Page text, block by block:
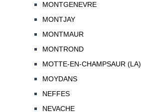
MONTGENEVRE
MONTJAY
MONTMAUR
MONTROND
MOTTE-EN-CHAMPSAUR (LA)
MOYDANS
NEFFES
NEVACHE